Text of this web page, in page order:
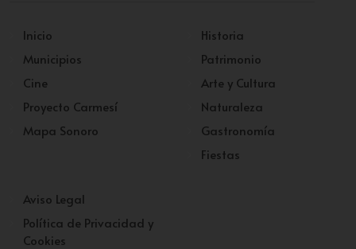
Inicio
Municipios
Cine
Proyecto Carmesí
Mapa Sonoro
Historia
Patrimonio
Arte y Cultura
Naturaleza
Gastronomía
Fiestas
Aviso Legal
Política de Privacidad y
Cookies